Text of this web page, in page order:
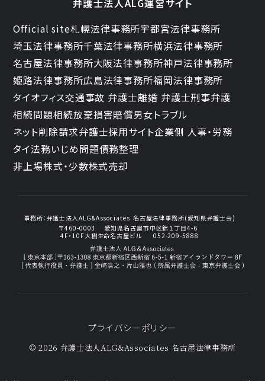
弁護士法人ALG運営サイト
Official site札幌法律事務所宇都宮法律事務所
埼玉法律事務所千葉法律事務所横浜法律事務所
名古屋法律事務所大阪法律事務所神戸法律事務所
姫路法律事務所広島法律事務所福岡法律事務所
タイオフィス交通事故 弁護士離婚 弁護士刑事弁護
相続問題相続放棄損害賠償男女トラブル
ネット削除請求弁護士採用サイト企業側 人事・労務
タイ法務いじめ問題債務整理
非上場株式・少数株式売却
事務所： 弁護士法人ALG&Associates 名古屋法律事務所(愛知県弁護士会)
〒460-0003
愛知県名古屋市中区錦１丁目4-6
4F・10F大樹生命名古屋ビル
052-209-5888
プライバシーポリシー
© 2026 弁護士法人ALG&Associates 名古屋法律事務所